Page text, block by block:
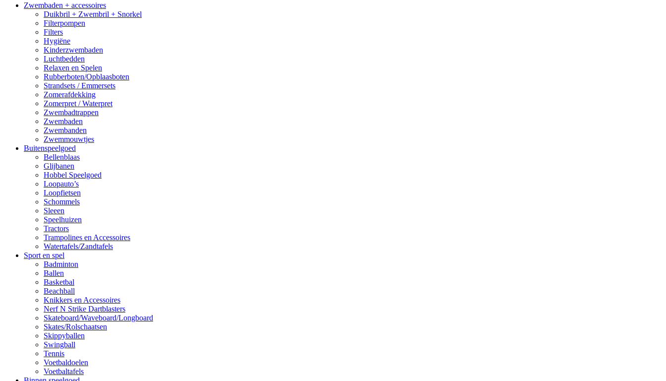
Zwembaden + accessoires
Duikbril + Zwembril + Snorkel
Filterpompen
Filters
Hygiëne
Kinderzwembaden
Luchtbedden
Relaxen en Spelen
Rubberboten/Opblaasboten
Strandsets / Emmersets
Zomerafdekking
Zomerpret / Waterpret
Zwembadtrappen
Zwembaden
Zwembanden
Zwemmouwtjes
Buitenspeelgoed
Bellenblaas
Glijbanen
Hobbel Speelgoed
Loopauto’s
Loopfietsen
Schommels
Sleeen
Speelhuizen
Tractors
Trampolines en Accessoires
Watertafels/Zandtafels
Sport en spel
Badminton
Ballen
Basketbal
Beachball
Knikkers en Accessoires
Nerf N Strike Dartblasters
Skateboard/Waveboard/Longboard
Skates/Rolschaatsen
Skippyballen
Swingball
Tennis
Voetbaldoelen
Voetbaltafels